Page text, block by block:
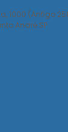
1000 (Antigo
André SP